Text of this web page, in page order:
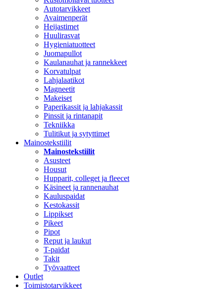
Autotarvikkeet
Avaimenperät
Heijastimet
Huulirasvat
Hygieniatuotteet
Juomapullot
Kaulanauhat ja rannekkeet
Korvatulpat
Lahjalaatikot
Magneetit
Makeiset
Paperikassit ja lahjakassit
Pinssit ja rintanapit
Tekniikka
Tulitikut ja sytyttimet
Mainostekstiilit
Mainostekstiilit
Asusteet
Housut
Hupparit, colleget ja fleecet
Käsineet ja rannenauhat
Kauluspaidat
Kestokassit
Lippikset
Pikeet
Pipot
Reput ja laukut
T-paidat
Takit
Työvaatteet
Outlet
Toimistotarvikkeet